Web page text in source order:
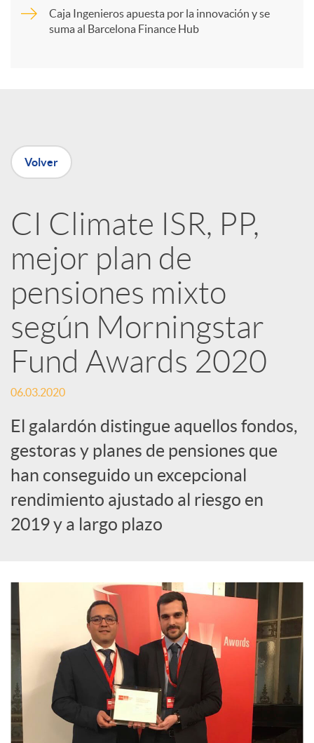
n
R
e
d
e
s
S
o
c
i
a
l
e
Caja Ingenieros apuesta por la innovación y se
suma al Barcelona Finance Hub
Volver
CI Climate ISR, PP,
mejor plan de
pensiones mixto
según Morningstar
Fund Awards 2020
06.03.2020
El galardón distingue aquellos fondos,
gestoras y planes de pensiones que
han conseguido un excepcional
rendimiento ajustado al riesgo en
2019 y a largo plazo